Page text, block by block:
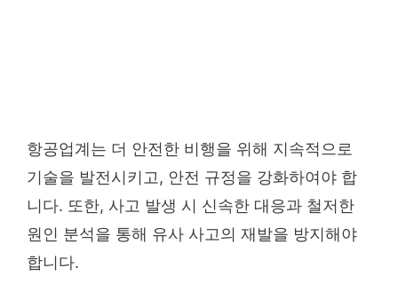
항공업계는 더 안전한 비행을 위해 지속적으로
기술을 발전시키고, 안전 규정을 강화하여야 합
니다. 또한, 사고 발생 시 신속한 대응과 철저한
원인 분석을 통해 유사 사고의 재발을 방지해야
합니다.